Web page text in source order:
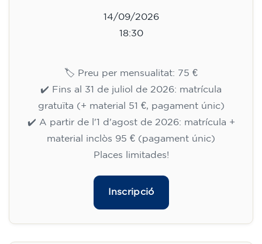
14/09/2026
18:30
🏷️ Preu per mensualitat: 75 €
✔️ Fins al 31 de juliol de 2026: matrícula
gratuïta (+ material 51 €, pagament únic)
✔️ A partir de l'1 d'agost de 2026: matrícula +
material inclòs 95 € (pagament únic)
Places limitades!
Inscripció